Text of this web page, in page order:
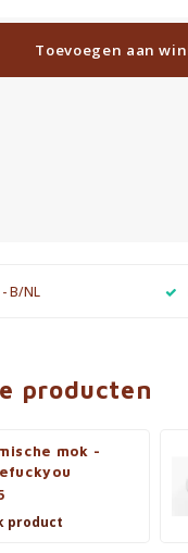
Toevoegen aan
B/NL
producten
mok -
product